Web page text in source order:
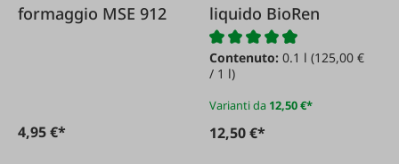
formaggio MSE 912
4,95 €*
liquido BioRen
Contenuto:0.1 l(125,00 €
/ 1 l)
Varianti da 12,50 €*
12,50 €*